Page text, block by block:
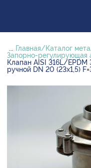
... Главная
Каталог
Запорно-регулирующая
Клапан AISI 316L/
ручной DN 20 (23х1,5)